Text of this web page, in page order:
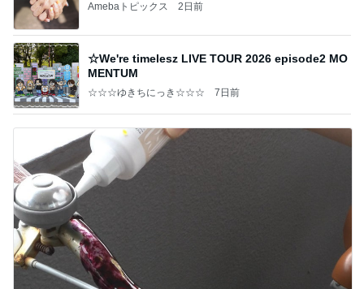
Amebaトピックス 2日前
☆We're timelesz LIVE TOUR 2026 episode2 MO
MENTUM
☆☆☆ゆきちにっき☆☆☆ 7日前